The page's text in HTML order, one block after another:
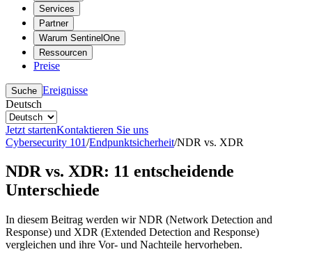
Services
Partner
Warum SentinelOne
Ressourcen
Preise
Suche Ereignisse
Deutsch
Jetzt startenKontaktieren Sie uns
Cybersecurity 101/Endpunktsicherheit/NDR vs. XDR
NDR vs. XDR: 11 entscheidende
Unterschiede
In diesem Beitrag werden wir NDR (Network Detection and
Response) und XDR (Extended Detection and Response)
vergleichen und ihre Vor- und Nachteile hervorheben.